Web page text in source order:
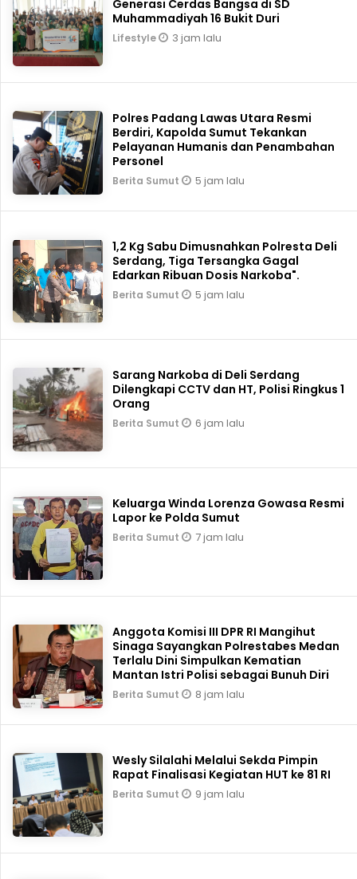
Generasi Cerdas Bangsa di SD
Muhammadiyah 16 Bukit Duri
Lifestyle 3 jam lalu
Polres Padang Lawas Utara Resmi
Berdiri, Kapolda Sumut Tekankan
Pelayanan Humanis dan Penambahan
Personel
Berita Sumut 5 jam lalu
1,2 Kg Sabu Dimusnahkan Polresta Deli
Serdang, Tiga Tersangka Gagal
Edarkan Ribuan Dosis Narkoba".
Berita Sumut 5 jam lalu
Sarang Narkoba di Deli Serdang
Dilengkapi CCTV dan HT, Polisi Ringkus 1
Orang
Berita Sumut 6 jam lalu
Keluarga Winda Lorenza Gowasa Resmi
Lapor ke Polda Sumut
Berita Sumut 7 jam lalu
Anggota Komisi III DPR RI Mangihut
Sinaga Sayangkan Polrestabes Medan
Terlalu Dini Simpulkan Kematian
Mantan Istri Polisi sebagai Bunuh Diri
Berita Sumut 8 jam lalu
Wesly Silalahi Melalui Sekda Pimpin
Rapat Finalisasi Kegiatan HUT ke 81 RI
Berita Sumut 9 jam lalu